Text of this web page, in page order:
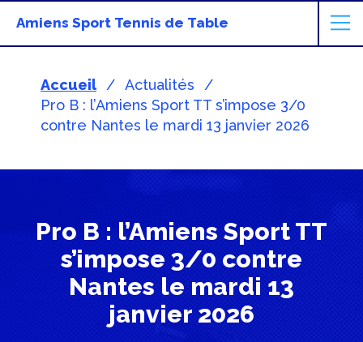
Amiens Sport Tennis de Table
Accueil
Actualités
Pro B : l’Amiens Sport TT s’impose 3/0
contre Nantes le mardi 13 janvier 2026
Pro B : l’Amiens Sport TT
s’impose 3/0 contre
Nantes le mardi 13
janvier 2026